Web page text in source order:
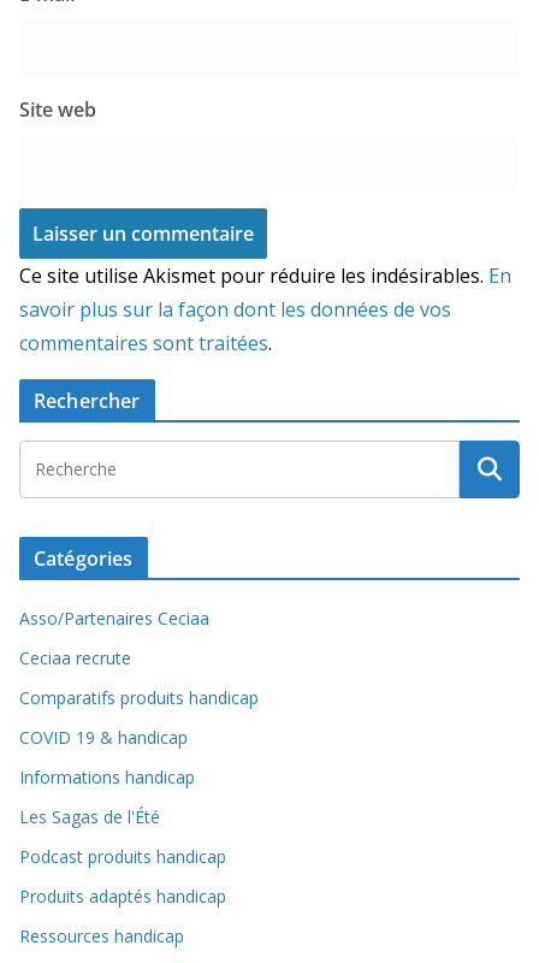
Site web
Ce site utilise Akismet pour réduire les indésirables. En
savoir plus sur la façon dont les données de vos
commentaires sont traitées.
Rechercher
Catégories
Asso/Partenaires Ceciaa
Ceciaa recrute
Comparatifs produits handicap
COVID 19 & handicap
Informations handicap
Les Sagas de l'Été
Podcast produits handicap
Produits adaptés handicap
Ressources handicap